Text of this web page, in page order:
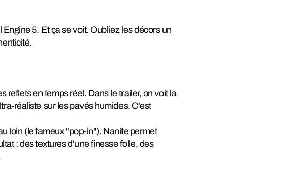
5. Et ça se voit. Oubliez les décors un
reflets en temps réel. Dans le trailer, on voit la
réaliste sur les pavés humides. C'est
loin (le fameux "pop-in"). Nanite permet
: des textures d'une finesse folle, des